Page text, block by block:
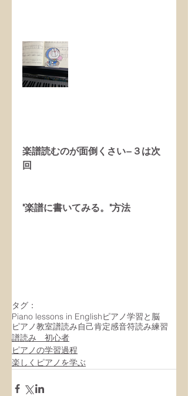
楽譜読むのが面倒くさい−３は次
回
"楽譜に書いてみる。"方法
タグ：
Piano lessons in Englishピアノ学習と脳
ピアノ教室譜読み自己肯定感音符読み練習
譜読み 初心者
ピアノの学習過程
楽しくピアノを学ぶ